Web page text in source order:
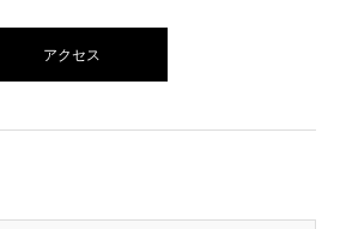
アクセス